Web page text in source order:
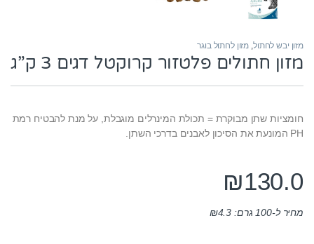
מזון יבש לחתול, מזון לחתול בוגר
מזון חתולים פלטזור קרוקטל דגים 3 ק”ג
חומציות שתן מבוקרת = תכולת המינרלים מוגבלת, על מנת להבטיח רמת
PH המונעת את הסיכון לאבנים בדרכי השתן.
₪130.0
מחיר ל-100 גרם: ₪4.3